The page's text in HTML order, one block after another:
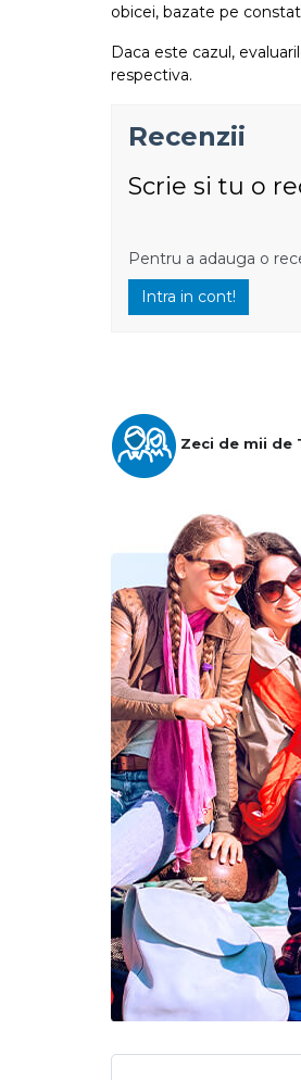
obicei, bazate pe
Daca este cazul,
respectiva.
Recenzii
Scrie si tu o
Pentru a adauga o
Intra in cont!
Zeci de mii de